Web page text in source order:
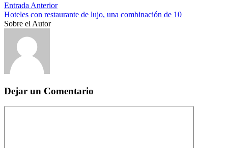
Entrada Anterior
Hoteles con restaurante de lujo, una combinación de 10
Sobre el Autor
Dejar un Comentario